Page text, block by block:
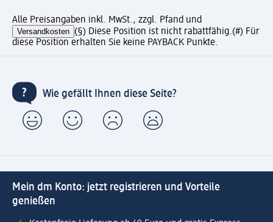
Alle Preisangaben inkl. MwSt., zzgl. Pfand und
Versandkosten (§) Diese Position ist nicht rabattfähig.(#) Für
diese Position erhalten Sie keine PAYBACK Punkte.
Wie gefällt Ihnen diese Seite?
Mein dm Konto: jetzt registrieren und Vorteile
genießen